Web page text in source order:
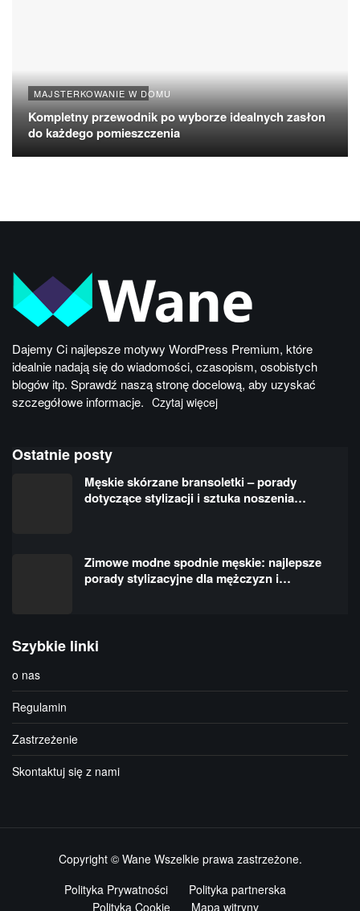
MAJSTERKOWANIE W DOMU
Kompletny przewodnik po wyborze idealnych zasłon
do każdego pomieszczenia
Dajemy Ci najlepsze motywy WordPress Premium, które
idealnie nadają się do wiadomości, czasopism, osobistych
blogów itp. Sprawdź naszą stronę docelową, aby uzyskać
szczegółowe informacje. Czytaj więcej
Ostatnie posty
Męskie skórzane bransoletki – porady
dotyczące stylizacji i sztuka noszenia…
Zimowe modne spodnie męskie: najlepsze
porady stylizacyjne dla mężczyzn i…
Szybkie linki
o nas
Regulamin
Zastrzeżenie
Skontaktuj się z nami
Copyright © Wane Wszelkie prawa zastrzeżone.
Polityka Prywatności
Polityka partnerska
Polityka Cookie
Mapa witryny